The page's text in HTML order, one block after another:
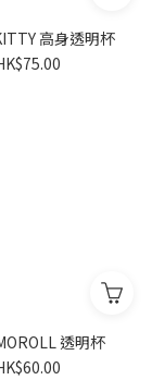
HELLO KITTY 高身透明杯
CINNAMOROLL 透明杯